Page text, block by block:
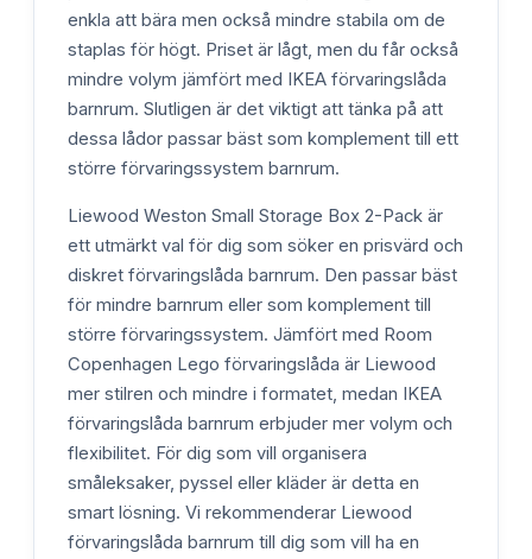
enkla att bära men också mindre stabila om de
staplas för högt. Priset är lågt, men du får också
mindre volym jämfört med IKEA förvaringslåda
barnrum. Slutligen är det viktigt att tänka på att
dessa lådor passar bäst som komplement till ett
större förvaringssystem barnrum.
Liewood Weston Small Storage Box 2-Pack är
ett utmärkt val för dig som söker en prisvärd och
diskret förvaringslåda barnrum. Den passar bäst
för mindre barnrum eller som komplement till
större förvaringssystem. Jämfört med Room
Copenhagen Lego förvaringslåda är Liewood
mer stilren och mindre i formatet, medan IKEA
förvaringslåda barnrum erbjuder mer volym och
flexibilitet. För dig som vill organisera
småleksaker, pyssel eller kläder är detta en
smart lösning. Vi rekommenderar Liewood
förvaringslåda barnrum till dig som vill ha en